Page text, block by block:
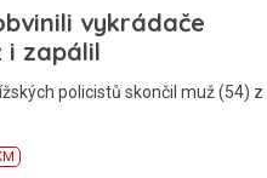
vykrádače
i zapálil
policistů skončil muž (54) z